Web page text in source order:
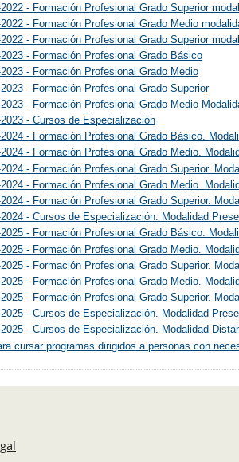
- Formación Profesional Grado Superior
- Formación Profesional Grado Medio
- Formación Profesional Grado Superior
- Formación Profesional Grado Básico
- Formación Profesional Grado Medio
- Formación Profesional Grado Superior
- Formación Profesional Grado Medio
- Cursos de Especialización
- Formación Profesional Grado Básico.
- Formación Profesional Grado Medio.
- Formación Profesional Grado Superior.
- Formación Profesional Grado Medio.
- Formación Profesional Grado Superior.
- Cursos de Especialización. Modalidad
- Formación Profesional Grado Básico.
- Formación Profesional Grado Medio.
- Formación Profesional Grado Superior.
- Formación Profesional Grado Medio.
- Formación Profesional Grado Superior.
- Cursos de Especialización. Modalidad
- Cursos de Especialización. Modalidad
cursar programas dirigidos a personas con